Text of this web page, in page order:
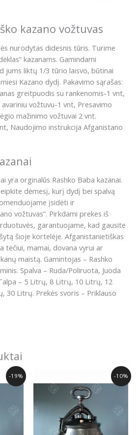
kazano vožtuvas
nurodytas didesnis tūris. Turime
kazanams. Gamindami
jums liktų 1/3 tūrio laisvo, būtinai
Kazano dydį. Pakavimo sąrašas:
greitpuodis su rankenomis-1 vnt,
vožtuvu-1 vnt, Presavimo
mažinimo vožtuvai 2 vnt.
Naudojimo instrukcija Afganistano
yra orginalūs Rashko Baba kazanai.
dėmesį, kurį dydį bei spalvą
įsidėti ir
vožtuvas”. Pirkdami prekes iš
garantuojame, kad gausite
šioje kortelėje. Afganistanietiškas
tėčiui, mamai, dovana vyrui ar
maistą. Gamintojas – Rashko
Spalva – Ruda/Poliruota, Juoda
– 5 Litrų, 8 Litrų, 10 Litrų, 12
30 Litrų. Prekės svoris – Priklauso
-19%
Current
price
-10%
price
was:
87.00€.
Current
price